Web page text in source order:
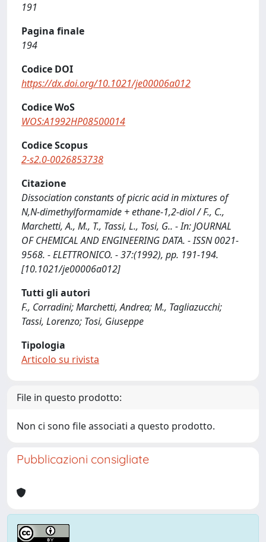
191
Pagina finale
194
Codice DOI
https://dx.doi.org/10.1021/je00006a012
Codice WoS
WOS:A1992HP08500014
Codice Scopus
2-s2.0-0026853738
Citazione
Dissociation constants of picric acid in mixtures of
N,N-dimethylformamide + ethane-1,2-diol / F., C.,
Marchetti, A., M., T., Tassi, L., Tosi, G.. - In: JOURNAL
OF CHEMICAL AND ENGINEERING DATA. - ISSN 0021-
9568. - ELETTRONICO. - 37:(1992), pp. 191-194.
[10.1021/je00006a012]
Tutti gli autori
F., Corradini; Marchetti, Andrea; M., Tagliazucchi;
Tassi, Lorenzo; Tosi, Giuseppe
Tipologia
Articolo su rivista
File in questo prodotto:
Non ci sono file associati a questo prodotto.
Pubblicazioni consigliate